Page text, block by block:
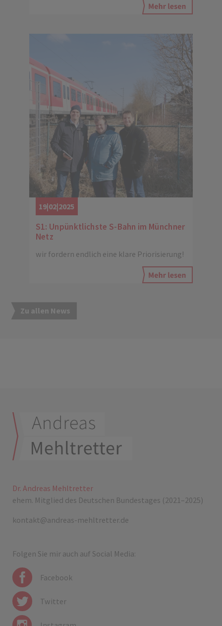
19|02|2025
S1: Unpünktlichste S-Bahn im Münchner
Netz
wir fordern endlich eine klare Priorisierung!
Zu allen News
Dr. Andreas Mehltretter
ehem. Mitglied des Deutschen Bundestages (2021–2025)
kontakt@andreas-mehltretter.de
Folgen Sie mir auch auf Social Media:
Facebook
Twitter